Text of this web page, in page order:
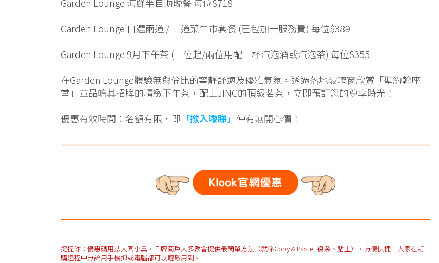
Garden Lounge 自選兩道 / 三道菜午市套餐 (已包加一服務費) 每位$389
Garden Lounge 9月下午茶 (一位起/兩位用配一杯汽泡酒或汽泡茶) 每位$355
在Garden Lounge體驗無與倫比的寧靜舒適及優雅氣氛，透過落地玻璃窗欣賞「聖約翰座
堂」並品嚐其招牌的精緻下午茶，配上JING的頂級茗茶，立即預訂您的尊享時光！
優惠有效時間：名額有限，即 「撳入嚟睇」 仲有無開心價！
提提你：優惠碼用法大同小異，品牌商戶大多數會提供最簡單方法（就係Copy & Paste | 複製、貼上），方便快捷！大家在訂
購過程中無論用手機抑或電腦都可以輕鬆用到。